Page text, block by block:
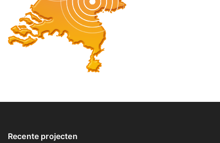
Recente projecten